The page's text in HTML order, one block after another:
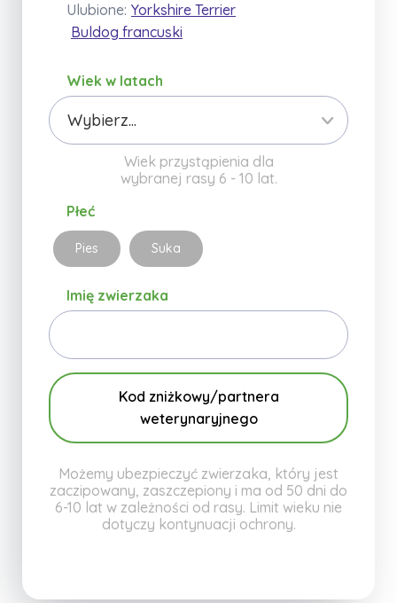
Ulubione: Yorkshire Terrier
Buldog francuski
Wiek w latach
Wiek przystąpienia dla
wybranej rasy 6 - 10 lat.
Płeć
Pies Suka
Imię zwierzaka
Możemy ubezpieczyć zwierzaka, który jest
zaczipowany, zaszczepiony i ma od 50 dni do
6-10 lat w zależności od rasy. Limit wieku nie
dotyczy kontynuacji ochrony.
Kod zniżkowy/partnera
weterynaryjnego